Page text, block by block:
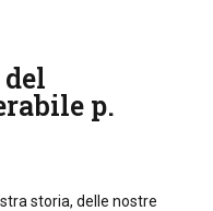
p.
storia, delle nostre